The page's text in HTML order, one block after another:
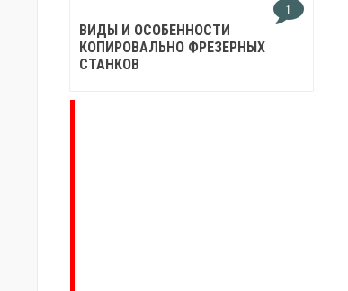
1
ВИДЫ И ОСОБЕННОСТИ
КОПИРОВАЛЬНО ФРЕЗЕРНЫХ
СТАНКОВ